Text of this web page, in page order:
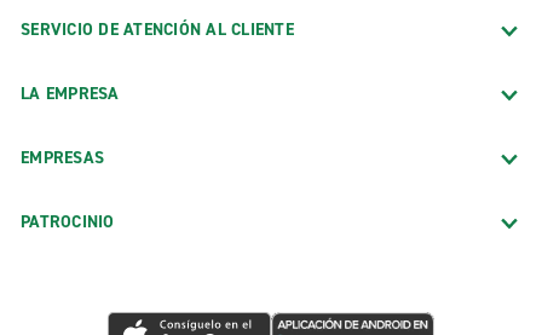
SERVICIO DE ATENCIÓN AL CLIENTE
LA EMPRESA
EMPRESAS
PATROCINIO